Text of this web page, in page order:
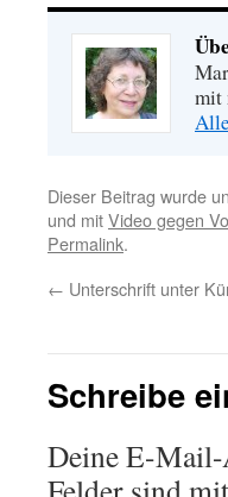
mit
Dieser Beitrag wurde
und mitVideo gegen
Permalink.
← Unterschrift unter
Schreibe
Deine E-